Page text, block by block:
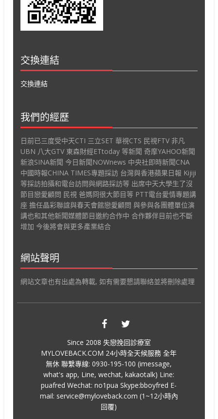
交換連結
交換連結
我們的經歷
日前已三度受中天CTI 三立SET 華視CTS 民視FTV 非凡
UBN 八大GTV 東森財經ETtoday 等新聞 奇摩YAHOO新聞
新浪SINA新聞 今日新聞NOWnews 中央社即時新聞CNA
中國時報CHINA TIMES專題採訪 台灣與香港蘋果日報 Kijiji
等採訪拍攝和電台訪問與網路採訪等 出席中天大學生了沒
節目戀愛顧問 民視 爸媽冏很大節目等 PTT電台愛情專題講
座 擔任晶彩聯誼與春天會館戀愛顧問 與參與各團體單位演
講也和其他新聞媒體節目邀約合作中 合作夥伴目前也不斷
增加 今後將會與更多產業結合
網站聲明
網站文章也有出處為轉載, 如有需要懇請聯絡並將刪除處理
Since 2008 失戀挽回診療室
MYLOVEBACK.COM 24小時全天候服務 全年
無休 聯繫專線: 0930-195-100 (imessage,
what's app, Line, wechat, kakaotalk) Line:
puafred Wechat: no1pua Skype:bboyfred E-
mail: service@myloveback.com (1~12小時內
回覆)